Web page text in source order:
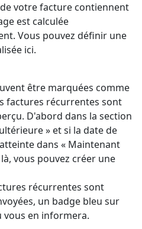
votre facture contiennent
est calculée
Vous pouvez définir une
ici.
être marquées comme
factures récurrentes sont
D'abord dans la section
» et si la date de
dans « Maintenant
vous pouvez créer une
récurrentes sont
un badge bleu sur
vous en informera.